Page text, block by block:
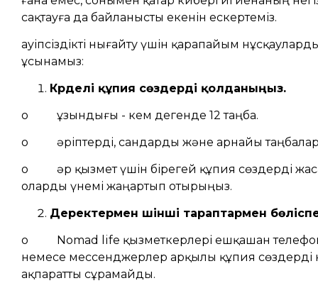
сақтауға да байланысты екенін ескертеміз.
Қауіпсіздікті нығайту үшін қарапайым
ұсынамыз:
Күрделі құпия сөздерді қолданыңыз.
o ұзындығы - кем дегенде 12 таңба.
o әріптерді, сандарды және арнайы таңбаларды
o әр қызмет үшін бірегей құпия сөздерді
оларды үнемі жаңартып отырыңыз.
Деректермен үшінші тараптармен
o Nomad life қызметкерлері ешқашан
немесе мессенджерлер арқылы құпия сөздерді
ақпаратты сұрамайды.